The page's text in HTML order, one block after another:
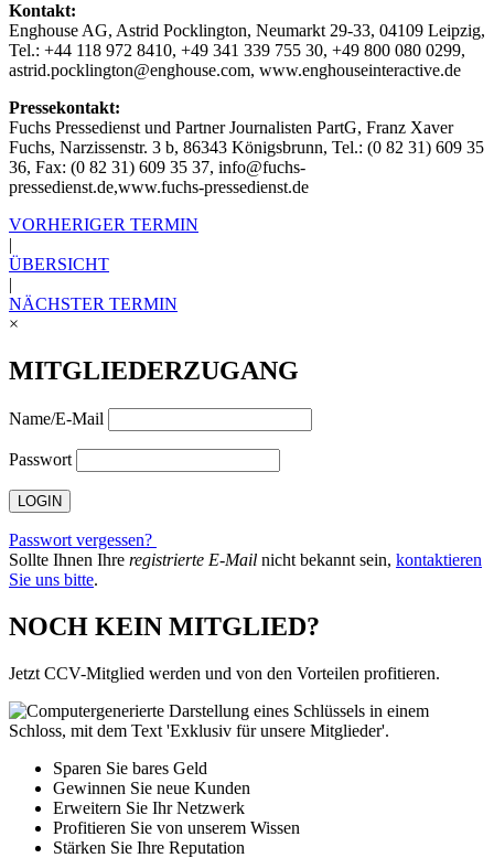
Kontakt:
Enghouse AG, Astrid Pocklington, Neumarkt 29-33, 04109 Leipzig,
Tel.: +44 118 972 8410, +49 341 339 755 30, +49 800 080 0299,
astrid.pocklington@enghouse.com, www.enghouseinteractive.de
Pressekontakt:
Fuchs Pressedienst und Partner Journalisten PartG, Franz Xaver
Fuchs, Narzissenstr. 3 b, 86343 Königsbrunn, Tel.: (0 82 31) 609 35
36, Fax: (0 82 31) 609 35 37, info@fuchs-
pressedienst.de,www.fuchs-pressedienst.de
VORHERIGER TERMIN
|
ÜBERSICHT
|
NÄCHSTER TERMIN
×
MITGLIEDERZUGANG
Name/E-Mail
Passwort
Passwort vergessen?
Sollte Ihnen Ihre registrierte E-Mail nicht bekannt sein, kontaktieren
Sie uns bitte.
NOCH KEIN MITGLIED?
Jetzt CCV-Mitglied werden und von den Vorteilen profitieren.
Sparen Sie bares Geld
Gewinnen Sie neue Kunden
Erweitern Sie Ihr Netzwerk
Profitieren Sie von unserem Wissen
Stärken Sie Ihre Reputation